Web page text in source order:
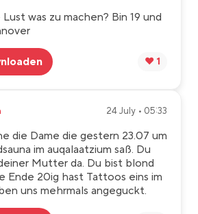
was zu machen? Bin 19 und
❤️ 1
24 July • 05:33
die Dame die gestern 23.07 um
im auqalaatzium saß. Du
Mutter da. Du bist blond
Ende 20ig hast Tattoos eins im
uns mehrmals angeguckt.